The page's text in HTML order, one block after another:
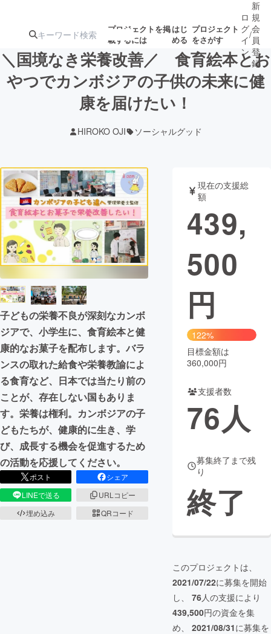
プロジェクトを掲
載するには
はじ
める
プロジェクト
をさがす
注目のリ 注目の新着プロ
ジェクト
募集終了が近いプ
テクノロジー・ガジェット
映像・映画 書籍・雑誌
ビジネス・起業 チャレンジ
まちづくり・地域活性化
CAMPFIRE for Social Good
CAMPFIRE Creation
CAMPFIREふるさと納税machi-ya コミュニティ
ロ
グ
イ
ン
/
新
規
会
員
登
録
＼国境なき栄養改善／ 食育絵本とお
やつでカンボジアの子供の未来に健
康を届けたい！
HIROKO OJI ソーシャルグッド
子どもの栄養不良が深刻なカンボ
ジアで、小学生に、食育絵本と健
康的なお菓子を配布します。バラ
ンスの取れた給食や栄養教諭によ
る食育など、日本では当たり前の
ことが、存在しない国もありま
す。栄養は権利。カンボジアの子
どもたちが、健康的に生き、学
び、成長する機会を促進するため
の活動を応援してください。
ポスト
シェア
LINEで送る
URLコピー
埋め込み
QRコード
現在の支援総
額
439,
500
円
122%
目標金額は
360,000円
支援者数
76人
募集終了まで残
り
終了
このプロジェクトは、
2021/07/22に募集を開始
し、 76人の支援により
439,500円の資金を集
め、 2021/08/31に募集を